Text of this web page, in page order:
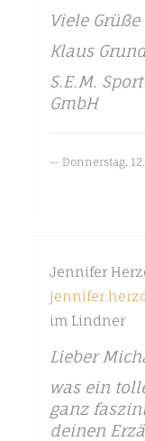
Viele Grüße
Klaus
S.E.M.
GmbH
Donnerstag,
Jennifer
im Lindner
Lieber
was ein
ganz
deinen